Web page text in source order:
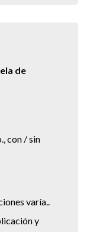
de
con / sin
varía..
y